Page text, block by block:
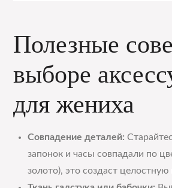
Полезные
выборе
для жениха
Совпадение деталей:
запонок и часы совпадали по
золото), это создаст целостную